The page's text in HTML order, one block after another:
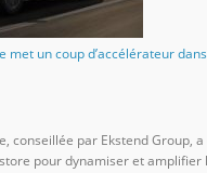
met un coup d’accélérateur
conseillée par Ekstend Group,
pour dynamiser et amplifier